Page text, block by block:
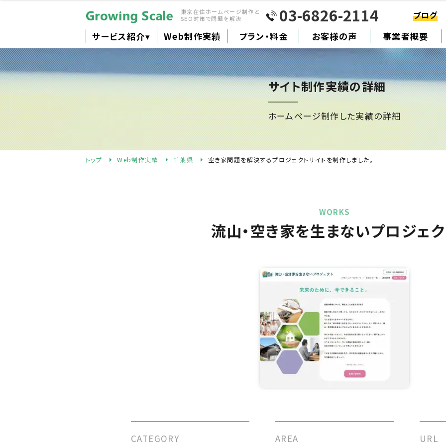
東京在住ホームページ制作と
SEO対策で問題を解決
03-6826-2114 ブログ
サービス紹介▾ Web制作実績 プラン・料金 お客様の声 事業者概要
サイト制作実績の詳細
ホームページ制作した実績の詳細
トップ Web制作実績 千葉県 空き家問題を解決するプロジェクトサイトを制作しました。
WORKS
流山・空き家を生まないプロジェ
CATEGORY AREA URL